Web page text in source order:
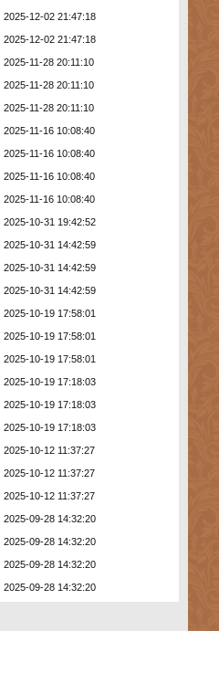
2025-12-02 21:47:18
2025-12-02 21:47:18
2025-11-28 20:11:10
2025-11-28 20:11:10
2025-11-28 20:11:10
2025-11-16 10:08:40
2025-11-16 10:08:40
2025-11-16 10:08:40
2025-11-16 10:08:40
2025-10-31 19:42:52
2025-10-31 14:42:59
2025-10-31 14:42:59
2025-10-31 14:42:59
2025-10-19 17:58:01
2025-10-19 17:58:01
2025-10-19 17:58:01
2025-10-19 17:18:03
2025-10-19 17:18:03
2025-10-19 17:18:03
2025-10-12 11:37:27
2025-10-12 11:37:27
2025-10-12 11:37:27
2025-09-28 14:32:20
2025-09-28 14:32:20
2025-09-28 14:32:20
2025-09-28 14:32:20